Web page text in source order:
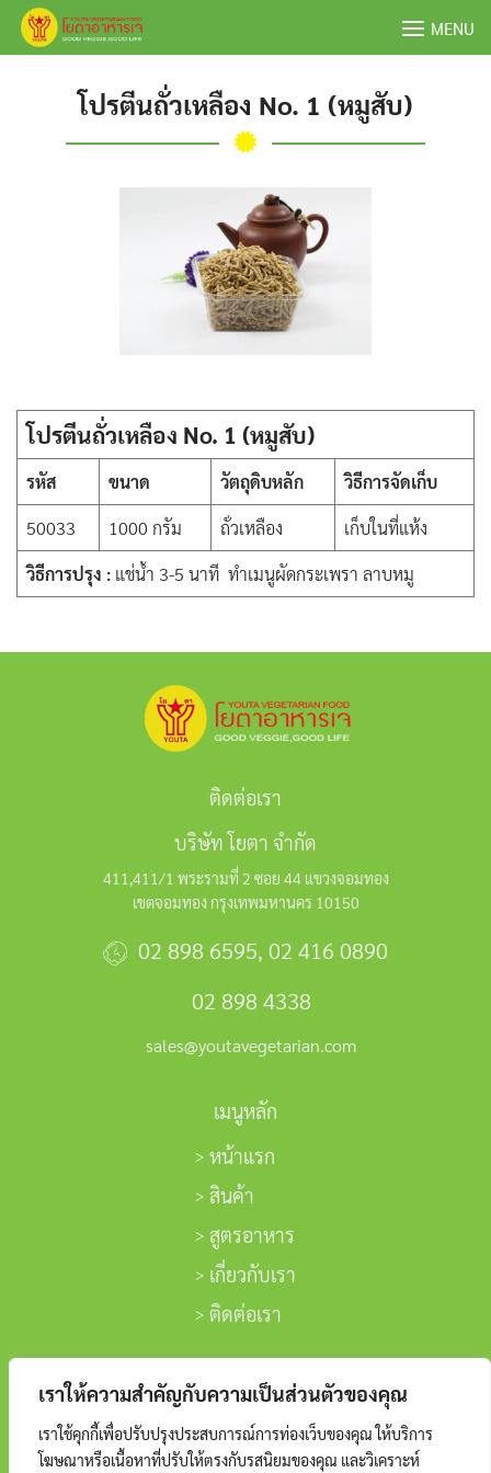
เราให้ความสำคัญกับความเป็นส่วนตัวของคุณ
เราใช้คุกกี้เพื่อปรับปรุงประสบการณ์การท่องเว็บของคุณ ให้บริการ
โฆษณาหรือเนื้อหาที่ปรับให้ตรงกับรสนิยมของคุณ และวิเคราะห์
Skip
MENU
โปรตีนถั่วเหลือง No. 1 (หมูสับ)
โปรตีนถั่วเหลือง No. 1 (หมูสับ)
รหัส ขนาด วัตถุดิบหลัก
วิธีการจัดเก็บ
50033
1000 กรัม ถั่วเหลือง
เก็บในที่แห้ง
วิธีการปรุง : แช่น้ำ 3-5 นาที ทำเมนูผัดกระเพรา ลาบหมู
ติดต่อเรา
บริษัท โยตา จำกัด
411,411/1 พระรามที่ 2 ซอย 44 แขวงจอมทอง
เขตจอมทอง กรุงเทพมหานคร 10150
02 898 6595, 02 416 0890
02 898 4338
sales@youtavegetarian.com
เมนูหลัก
หน้าแรก
สินค้า
สูตรอาหาร
เกี่ยวกับเรา
ติดต่อเรา
ติดตามเรา